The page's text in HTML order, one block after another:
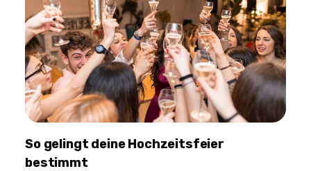
So gelingt deine Hochzeitsfeier
bestimmt